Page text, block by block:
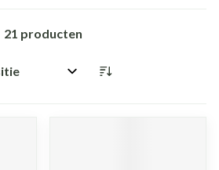
21 producten
op: